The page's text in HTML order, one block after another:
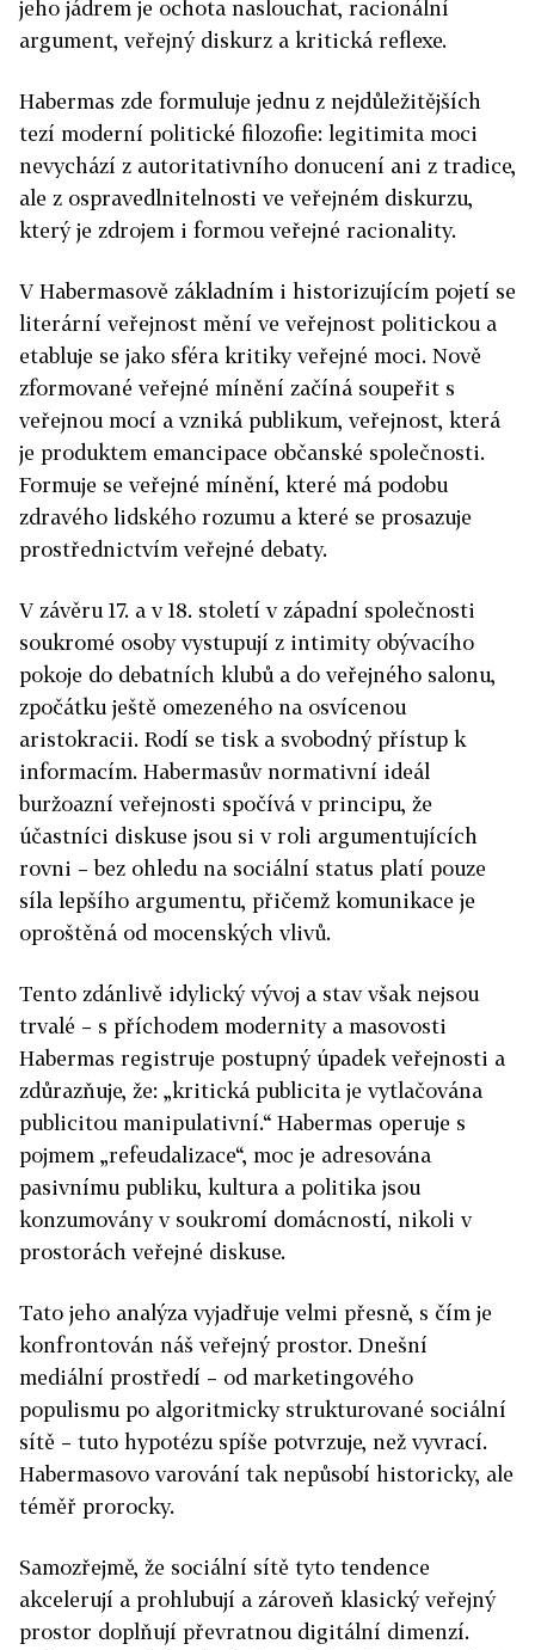
jeho jádrem je ochota naslouchat, racionální
argument, veřejný diskurz a kritická reflexe.
Habermas zde formuluje jednu z nejdůležitějších
tezí moderní politické filozofie: legitimita moci
nevychází z autoritativního donucení ani z tradice,
ale z ospravedlnitelnosti ve veřejném diskurzu,
který je zdrojem i formou veřejné racionality.
V Habermasově základním i historizujícím pojetí se
literární veřejnost mění ve veřejnost politickou a
etabluje se jako sféra kritiky veřejné moci. Nově
zformované veřejné mínění začíná soupeřit s
veřejnou mocí a vzniká publikum, veřejnost, která
je produktem emancipace občanské společnosti.
Formuje se veřejné mínění, které má podobu
zdravého lidského rozumu a které se prosazuje
prostřednictvím veřejné debaty.
V závěru 17. a v 18. století v západní společnosti
soukromé osoby vystupují z intimity obývacího
pokoje do debatních klubů a do veřejného salonu,
zpočátku ještě omezeného na osvícenou
aristokracii. Rodí se tisk a svobodný přístup k
informacím. Habermasův normativní ideál
buržoazní veřejnosti spočívá v principu, že
účastníci diskuse jsou si v roli argumentujících
rovni – bez ohledu na sociální status platí pouze
síla lepšího argumentu, přičemž komunikace je
oproštěná od mocenských vlivů.
Tento zdánlivě idylický vývoj a stav však nejsou
trvalé – s příchodem modernity a masovosti
Habermas registruje postupný úpadek veřejnosti a
zdůrazňuje, že: „kritická publicita je vytlačována
publicitou manipulativní.“ Habermas operuje s
pojmem „refeudalizace“, moc je adresována
pasivnímu publiku, kultura a politika jsou
konzumovány v soukromí domácností, nikoli v
prostorách veřejné diskuse.
Tato jeho analýza vyjadřuje velmi přesně, s čím je
konfrontován náš veřejný prostor. Dnešní
mediální prostředí – od marketingového
populismu po algoritmicky strukturované sociální
sítě – tuto hypotézu spíše potvrzuje, než vyvrací.
Habermasovo varování tak nepůsobí historicky, ale
téměř prorocky.
Samozřejmě, že sociální sítě tyto tendence
akcelerují a prohlubují a zároveň klasický veřejný
prostor doplňují převratnou digitální dimenzí.